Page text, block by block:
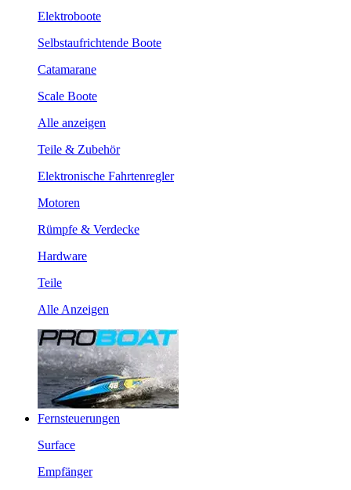
Elektroboote
Selbstaufrichtende Boote
Catamarane
Scale Boote
Alle anzeigen
Teile & Zubehör
Elektronische Fahrtenregler
Motoren
Rümpfe & Verdecke
Hardware
Teile
Alle Anzeigen
Fernsteuerungen
Surface
Empfänger